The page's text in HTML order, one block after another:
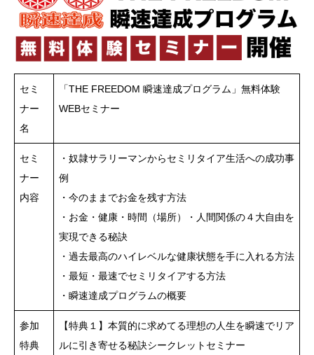
セミ
ナー
名
「THE FREEDOM 瞬速達成プログラム」無料体験
WEBセミナー
セミ
ナー
内容
・奴隷サラリーマンからセミリタイア生活への成功事
例
・今のままでお金を残す方法
・お金・健康・時間（場所）・人間関係の４大自由を
実現できる秘訣
・過去最高のハイレベルな健康状態を手に入れる方法
・最短・最速でセミリタイアする方法
・瞬速達成プログラムの概要
参加
特典
【特典１】本質的に求めてる理想の人生を瞬速でリア
ルに引き寄せる秘訣シークレットセミナー